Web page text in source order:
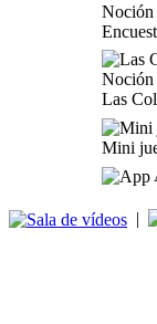
Las
Mini
|